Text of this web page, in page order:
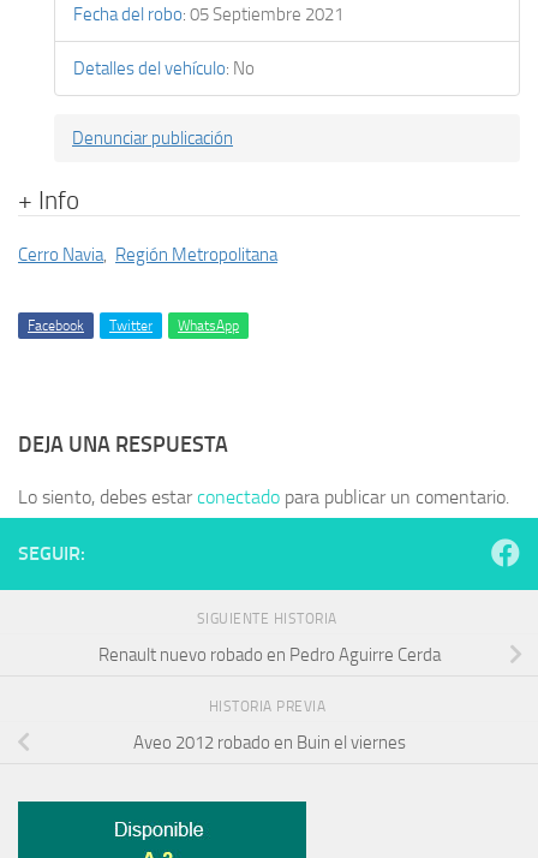
Fecha del robo: 05 Septiembre 2021
Detalles del vehículo: No
Denunciar publicación
+ Info
Cerro Navia, Región Metropolitana
Facebook Twitter WhatsApp
DEJA UNA RESPUESTA
Lo siento, debes estarconectado para publicar un comentario.
SEGUIR:
SIGUIENTE HISTORIA
Renault nuevo robado en Pedro Aguirre Cerda
HISTORIA PREVIA
Aveo 2012 robado en Buin el viernes